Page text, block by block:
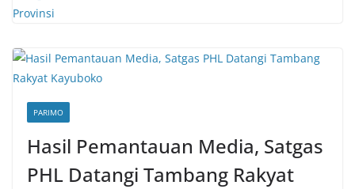
PARIMO
Hasil Pemantauan Media, Satgas
PHL Datangi Tambang Rakyat